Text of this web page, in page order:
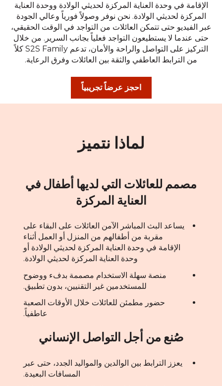
الإقامة في وحدة العناية المركزة لحديثي الولادة ووحدة العناية
المركزة لحديثي الولادة. نحن نوفر وصولاً فورياً وعالي الجودة
عبر الفيديو حتى تتمكن العائلات من التواجد في الوقت الحقيقي،
حتى عندما لا يستطيعون التواجد فعلياً بجانب السرير. من خلال
التركيز على التواصل والراحة والأمان، تدعم S2S Family كلاً
من الترابط العاطفي والثقة بين العائلات وفرق الرعاية.
احجز عرضاً تجريبياً
لماذا نتميز
مصمم للعائلات التي لديها أطفال في
العناية المركزة
يساعد البث المباشر الآمن العائلات على البقاء على
مقربة من أطفالهم من المنزل أو العمل أثناء
الإقامة في وحدة العناية المركزة لحديثي الولادة أو
وحدة العناية المركزة لحديثي الولادة.
منصة سهلة الاستخدام مصممة بدفء ووضوح
للمستخدمين غير التقنيين، بدون تطبيق.
حضور مطمئن للعائلات خلال الأوقات الصعبة
عاطفياً.
صُنع من أجل التواصل الإنساني
يعزز الترابط بين الوالدين والمواليد الجدد، حتى عبر
المسافات البعيدة.